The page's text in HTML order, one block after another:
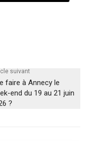
suivant
faire à Annecy le
end du 19 au 21 juin
?